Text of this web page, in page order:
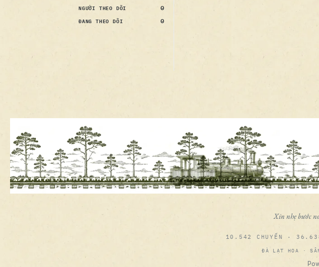
NGƯỜI THEO DÕI 0
ĐANG THEO DÕI 0
Xin nhẹ bước
10.542 CHUYẾN ·
ĐÀ LẠT HOA ·